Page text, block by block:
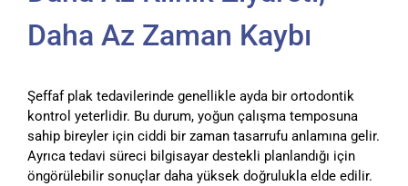
Daha Az Zaman Kaybı
Şeffaf plak tedavilerinde genellikle ayda bir ortodontik
kontrol yeterlidir. Bu durum, yoğun çalışma temposuna
sahip bireyler için ciddi bir zaman tasarrufu anlamına gelir.
Ayrıca tedavi süreci bilgisayar destekli planlandığı için
öngörülebilir sonuçlar daha yüksek doğrulukla elde edilir.